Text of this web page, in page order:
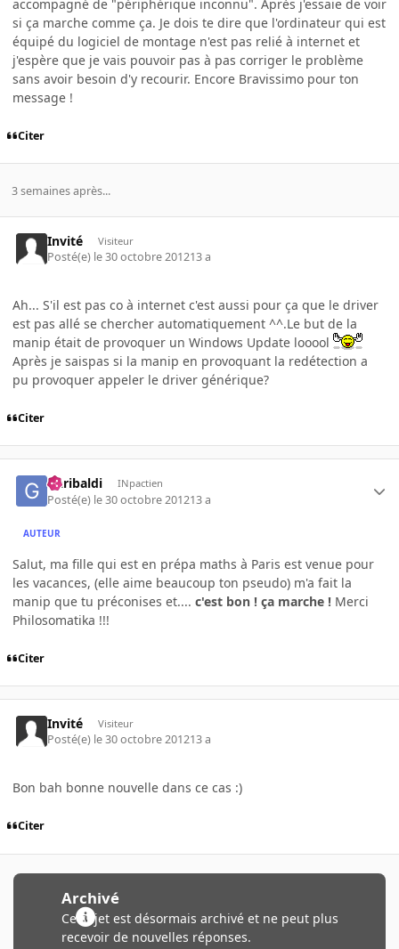
accompagné de "périphérique inconnu". Après j'essaie de voir
si ça marche comme ça. Je dois te dire que l'ordinateur qui est
équipé du logiciel de montage n'est pas relié à internet et
j'espère que je vais pouvoir pas à pas corriger le problème
sans avoir besoin d'y recourir. Encore Bravissimo pour ton
message !
Citer
3 semaines après...
Invité Visiteur
Posté(e) le 30 octobre 201213 a
Ah... S'il est pas co à internet c'est aussi pour ça que le driver
est pas allé se chercher automatiquement ^^.Le but de la
manip était de provoquer un Windows Update looool
Après je saispas si la manip en provoquant la redétection a
pu provoquer appeler le driver générique?
Citer
Garibaldi INpactien
Posté(e) le 30 octobre 201213 a
AUTEUR
Salut, ma fille qui est en prépa maths à Paris est venue pour
les vacances, (elle aime beaucoup ton pseudo) m'a fait la
manip que tu préconises et.... c'est bon ! ça marche ! Merci
Philosomatika !!!
Citer
Invité Visiteur
Posté(e) le 30 octobre 201213 a
Bon bah bonne nouvelle dans ce cas :)
Citer
Archivé
Ce sujet est désormais archivé et ne peut plus
recevoir de nouvelles réponses.